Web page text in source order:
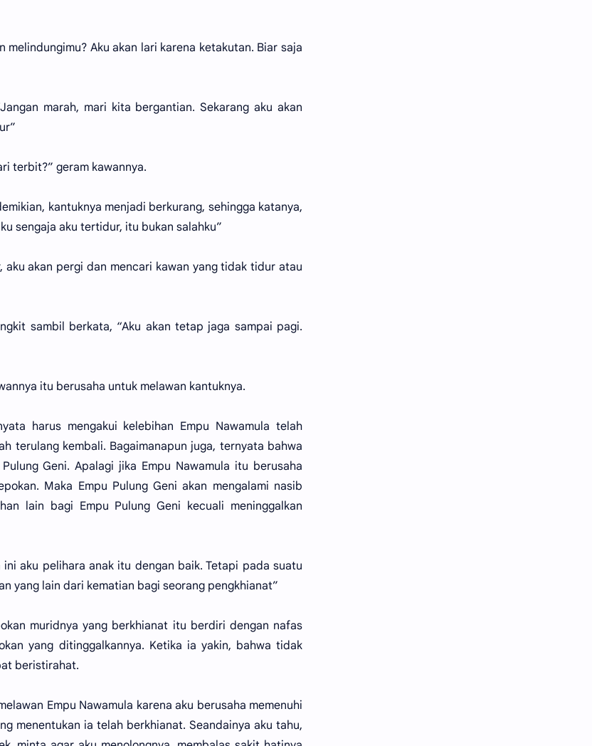
melindungimu? Aku akan lari karena ketakutan. Biar saja
marah, mari kita bergantian. Sekarang aku akan
terbit?” geram kawannya.
kantuknya menjadi berkurang, sehingga katanya,
sengaja aku tertidur, itu bukan salahku”
akan pergi dan mencari kawan yang tidak tidur atau
sambil berkata, “Aku akan tetap jaga sampai pagi.
itu berusaha untuk melawan kantuknya.
harus mengakui kelebihan Empu Nawamula telah
terulang kembali. Bagaimanapun juga, ternyata bahwa
Geni. Apalagi jika Empu Nawamula itu berusaha
Maka Empu Pulung Geni akan mengalami nasib
lain bagi Empu Pulung Geni kecuali meninggalkan
aku pelihara anak itu dengan baik. Tetapi pada suatu
yang lain dari kematian bagi seorang pengkhianat”
muridnya yang berkhianat itu berdiri dengan nafas
yang ditinggalkannya. Ketika ia yakin, bahwa tidak
beristirahat.
Empu Nawamula karena aku berusaha memenuhi
menentukan ia telah berkhianat. Seandainya aku tahu,